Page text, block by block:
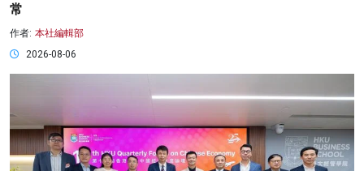
常
作者: 本社編輯部
2026-08-06